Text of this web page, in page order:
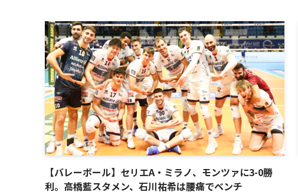
【バレーボール】セリエA・ミラノ、モンツァに3-0勝
利。高橋藍スタメン、石川祐希は腰痛でベンチ